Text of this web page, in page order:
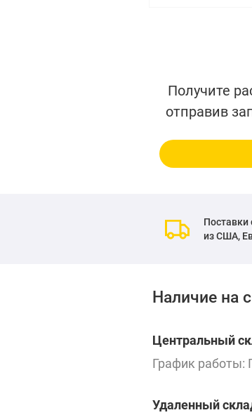
Получите
отправив
Поставки
из США,
Наличие на
Центральный
График работы:
Удаленный